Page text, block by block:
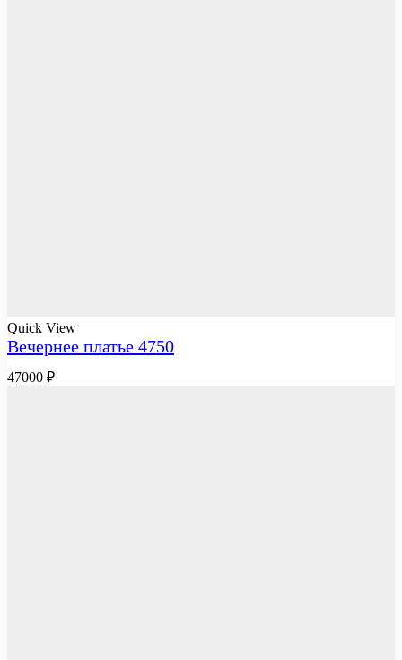
Quick View
Вечернее платье 4750
47000 ₽